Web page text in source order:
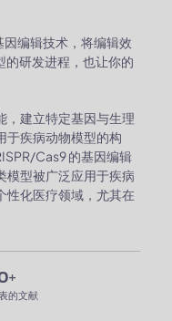
编辑技术，将编辑效
的研发进程，也让你的
，建立特定基因与生理
于疾病动物模型的构
Cas9 的基因编辑
模型被广泛应用于疾病
性化医疗领域，尤其在
+
的文献